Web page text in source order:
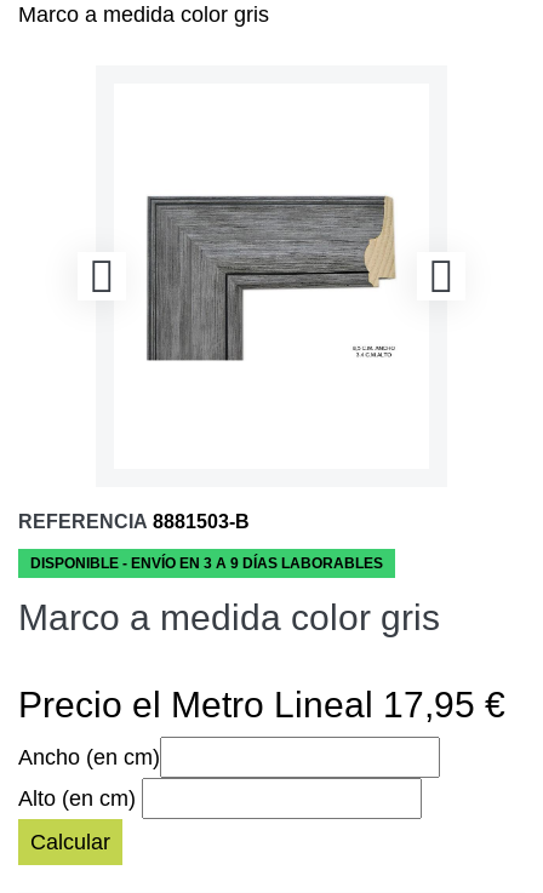
Marco a medida color gris
REFERENCIA 8881503-B
DISPONIBLE - ENVÍO EN 3 A 9 DÍAS LABORABLES
Marco a medida color gris
Precio el Metro Lineal 17,95 €
Ancho (en cm)
Alto (en cm)
Calcular